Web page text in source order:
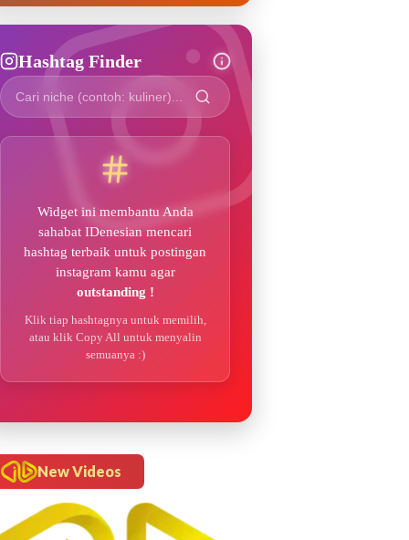
Hashtag Finder
Widget ini membantu Anda
sahabat IDenesian mencari
hashtag terbaik untuk postingan
instagram kamu agar
outstanding !
Klik tiap hashtagnya untuk memilih,
atau klik Copy All untuk menyalin
semuanya :)
New Videos